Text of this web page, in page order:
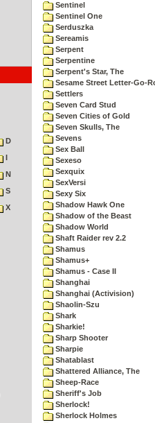
D
I
N
S
X
Sentinel
Sentinel One
Serduszka
Sereamis
Serpent
Serpentine
Serpent's Star, The
Sesame Street Letter-Go-
Settlers
Seven Card Stud
Seven Cities of Gold
Seven Skulls, The
Sevens
Sex Ball
Sexeso
Sexquix
SexVersi
Sexy Six
Shadow Hawk One
Shadow of the Beast
Shadow World
Shaft Raider rev 2.2
Shamus
Shamus+
Shamus - Case II
Shanghai
Shanghai (Activision)
Shaolin-Szu
Shark
Sharkie!
Sharp Shooter
Sharpie
Shatablast
Shattered Alliance, The
Sheep-Race
Sheriff's Job
Sherlock!
Sherlock Holmes